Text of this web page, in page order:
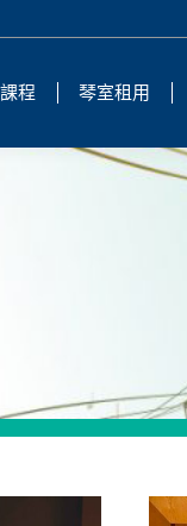
程 琴室租用